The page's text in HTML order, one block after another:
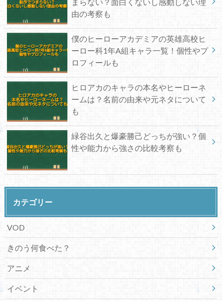
由の考察も
僕のヒーローアカデミアの英雄高校ヒ
ーロー科1年A組キャラ一覧！個性やプ
ロフィールも
ヒロアカのキャラの本名やヒーローネ
ームは？名前の由来や元ネタについて
も
緑谷出久と爆豪勝己どっちが強い？個
性や能力から強さの比較考察も
カテゴリー
VOD
きのう何食べた？
アニメ
イベント